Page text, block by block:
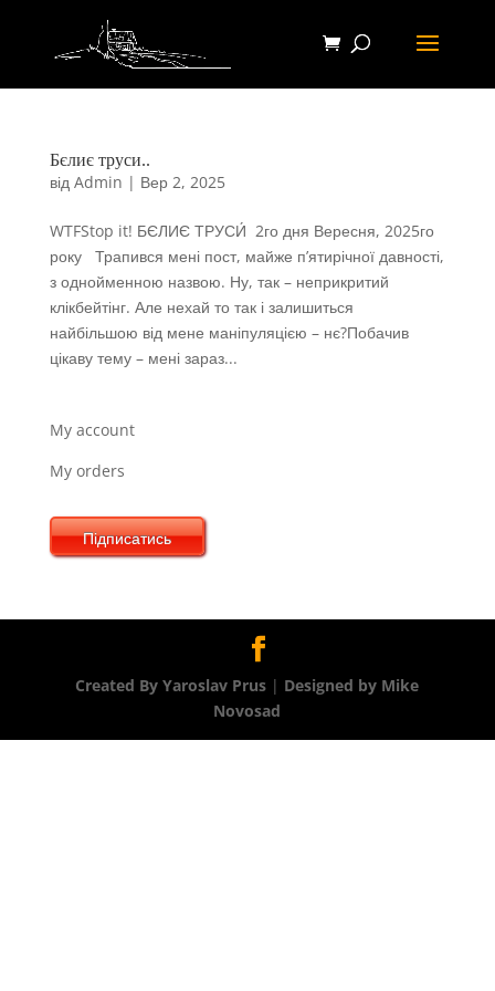
Бєлиє труси..
від Admin | Вер 2, 2025
WTFStop it! БЄЛИЄ ТРУСИ́ ​ 2го дня Вересня, 2025го
року Трапився мені пост, майже п’ятирічної давності,
з однойменною назвою. Ну, так – неприкритий
клікбейтінг. Але нехай то так і залишиться
найбільшою від мене маніпуляцією – нє?Побачив
цікаву тему – мені зараз...
My account
My orders
Підписатись
Created By Yaroslav Prus | Designed by Mike
Novosad